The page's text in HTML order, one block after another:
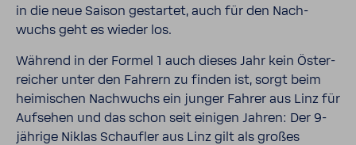
in die neue Saison gestartet, auch für den Nach­
wuchs geht es wieder los.
Während in der Formel 1 auch dieses Jahr kein Öster­
rei­cher unter den Fahrern zu finden ist, sorgt beim
heimi­schen Nach­wuchs ein junger Fahrer aus Linz für
Aufsehen und das schon seit einigen Jahren: Der 9-​
jährige Niklas Schaufler aus Linz gilt als großes